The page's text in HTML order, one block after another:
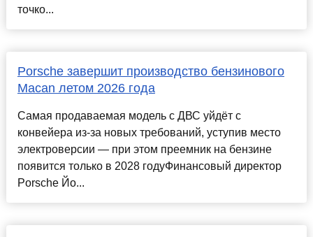
точко...
Porsche завершит производство бензинового
Macan летом 2026 года
Самая продаваемая модель с ДВС уйдёт с
конвейера из-за новых требований, уступив место
электроверсии — при этом преемник на бензине
появится только в 2028 годуФинансовый директор
Porsche Йо...